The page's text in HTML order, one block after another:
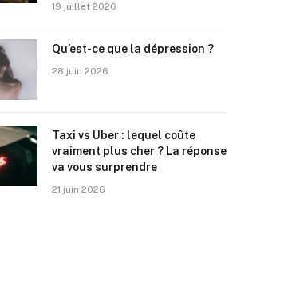
19 juillet 2026
Qu’est-ce que la dépression ?
28 juin 2026
Taxi vs Uber : lequel coûte
vraiment plus cher ? La réponse
va vous surprendre
21 juin 2026